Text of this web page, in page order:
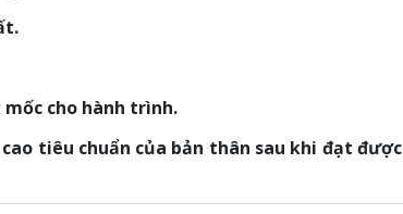
cho hành trình.
tiêu chuẩn của bản thân sau khi đạt được